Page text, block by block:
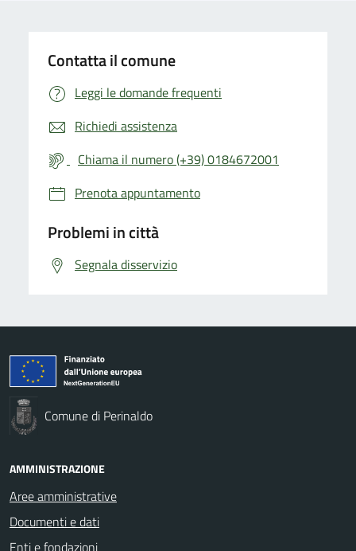
Contatta il comune
Leggi le domande frequenti
Richiedi assistenza
Chiama il numero (+39) 0184672001
Prenota appuntamento
Problemi in città
Segnala disservizio
Comune di Perinaldo
AMMINISTRAZIONE
Aree amministrative
Documenti e dati
Enti e fondazioni